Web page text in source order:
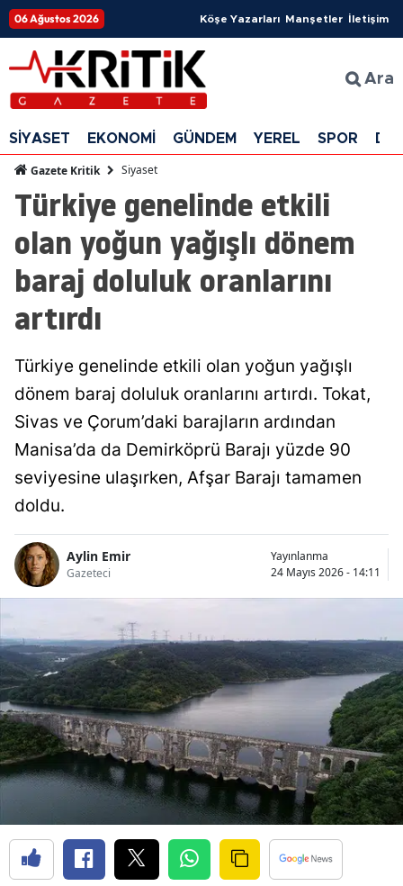
06 Ağustos 2026 Köşe Yazarları Manşetler İletişim
Ara
SİYASET EKONOMİ GÜNDEM YEREL SPOR
Gazete Kritik Siyaset
Türkiye genelinde etkili
olan yoğun yağışlı dönem
baraj doluluk oranlarını
artırdı
Türkiye genelinde etkili olan yoğun yağışlı
dönem baraj doluluk oranlarını artırdı. Tokat,
Sivas ve Çorum’daki barajların ardından
Manisa’da da Demirköprü Barajı yüzde 90
seviyesine ulaşırken, Afşar Barajı tamamen
doldu.
Aylin Emir
Gazeteci
Yayınlanma
24 Mayıs 2026 - 14:11